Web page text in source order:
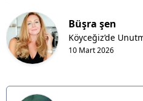
Büşra şen
10 Mart 2026
Köyceğiz’de